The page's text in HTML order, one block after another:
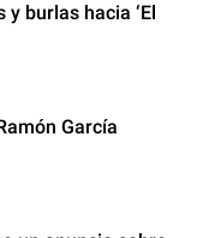
y burlas hacia ‘El
García